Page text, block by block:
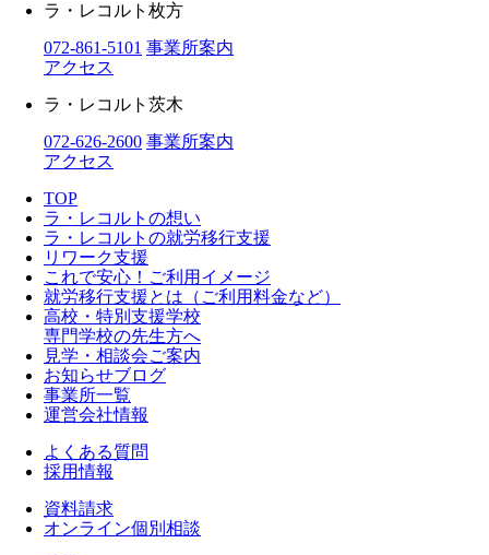
ラ・レコルト枚方
072-861-5101 事業所案内
アクセス
ラ・レコルト茨木
072-626-2600 事業所案内
アクセス
TOP
ラ・レコルトの想い
ラ・レコルトの就労移行支援
リワーク支援
これで安心！ご利用イメージ
就労移行支援とは（ご利用料金など）
高校・特別支援学校
専門学校の先生方へ
見学・相談会ご案内
お知らせブログ
事業所一覧
運営会社情報
よくある質問
採用情報
資料請求
オンライン個別相談